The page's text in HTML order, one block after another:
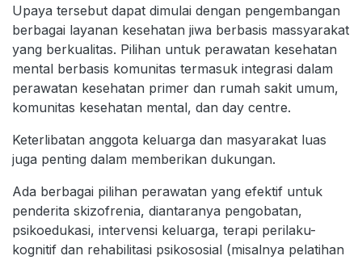
Upaya tersebut dapat dimulai dengan pengembangan
berbagai layanan kesehatan jiwa berbasis massyarakat
yang berkualitas. Pilihan untuk perawatan kesehatan
mental berbasis komunitas termasuk integrasi dalam
perawatan kesehatan primer dan rumah sakit umum,
komunitas kesehatan mental, dan day centre.
Keterlibatan anggota keluarga dan masyarakat luas
juga penting dalam memberikan dukungan.
Ada berbagai pilihan perawatan yang efektif untuk
penderita skizofrenia, diantaranya pengobatan,
psikoedukasi, intervensi keluarga, terapi perilaku-
kognitif dan rehabilitasi psikososial (misalnya pelatihan